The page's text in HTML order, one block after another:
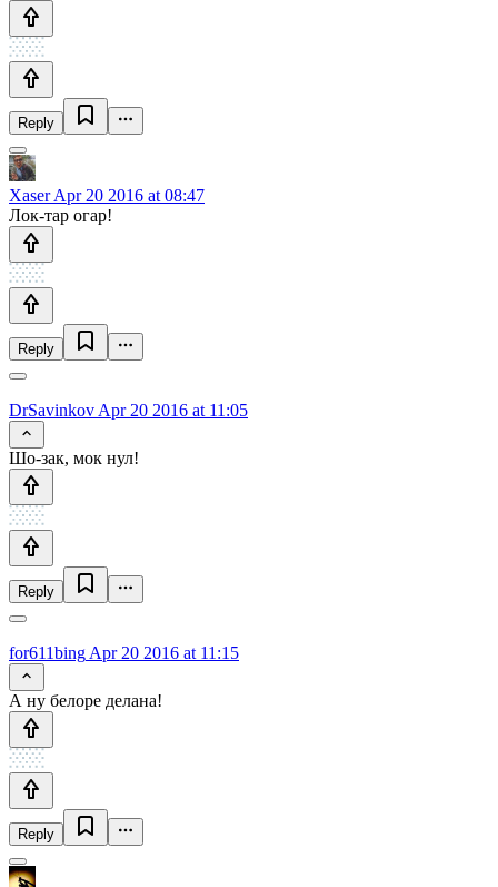
Reply
XaserApr 20 2016 at 08:47
Лок-тар огар!
Reply
DrSavinkov Apr 20 2016 at 11:05
Шо-зак, мок нул!
Reply
for611bing Apr 20 2016 at 11:15
А ну белоре делана!
Reply